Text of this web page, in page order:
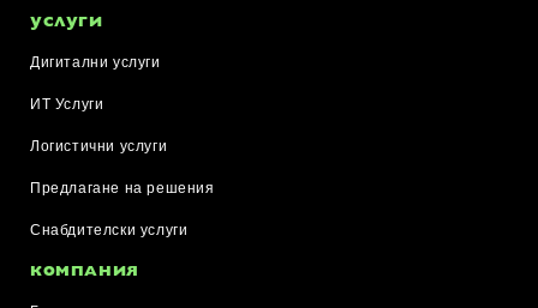
УСЛУГИ
Дигитални услуги
ИТ Услуги
Логистични услуги
Предлагане на решения
Снабдителски услуги
КОМПАНИЯ